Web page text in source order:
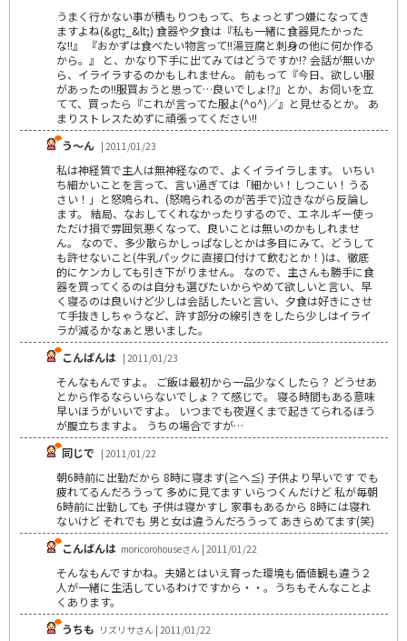
うまく行かない事が積もりつもって、ちょっとずつ嫌になってき
ますよね(&gt;_&lt;) 食器や夕食は『私も一緒に食器見たかった
な!!』 『おかずは食べたい物言って!!湯豆腐と刺身の他に何か作る
から。』 と、かなり下手に出てみてはどうですか!? 会話が無いか
ら、イライラするのかもしれません。 前もって『今日、欲しい服
があったの!!服買おうと思って…良いでしょ!?』とか、お伺いを立
てて、買ったら『これが言ってた服よ(^o^)／』と見せるとか。 あ
まりストレスためずに頑張ってください!!
う～ん | 2011/01/23
私は神経質で主人は無神経なので、よくイライラします。 いちい
ち細かいことを言って、言い過ぎては「細かい！しつこい！うる
さい！」と怒鳴られ、(怒鳴られるのが苦手で)泣きながら反論し
ます。 結局、なおしてくれなかったりするので、エネルギー使っ
ただけ損で雰囲気悪くなって、良いことは無いのかもしれませ
ん。 なので、多少散らかしっぱなしとかは多目にみて、どうして
も許せないこと(牛乳パックに直接口付けて飲むとか！)は、徹底
的にケンカしても引き下がりません。 なので、主さんも勝手に食
器を買ってくるのは自分も選びたいからやめて欲しいと言い、早
く寝るのは良いけど少しは会話したいと言い、夕食は好きにさせ
て手抜きしちゃうなど、許す部分の線引きをしたら少しはイライ
ラが減るかなぁと思いました。
こんばんは | 2011/01/23
そんなもんですよ。 ご飯は最初から一品少なくしたら？ どうせあ
とから作るならいらないでしょ？て感じで。 寝る時間もある意味
早いほうがいいですよ。 いつまでも夜遅くまで起きてられるほう
が腹立ちますよ。 うちの場合ですが…
同じで | 2011/01/22
朝6時前に出勤だから 8時に寝ます(≧ヘ≦) 子供より早いです でも
疲れてるんだろうって 多めに見てます いらつくんだけど 私が毎朝
6時前に出勤しても 子供は寝かすし 家事もあるから 8時には寝れ
ないけど それでも 男と女は違うんだろうって あきらめてます(笑)
こんばんは moricorohouseさん | 2011/01/22
そんなもんですかね。夫婦とはいえ育った環境も価値観も違う２
人が一緒に生活しているわけですから・・。うちもそんなことよ
くあります。
うちも リズリサさん | 2011/01/22